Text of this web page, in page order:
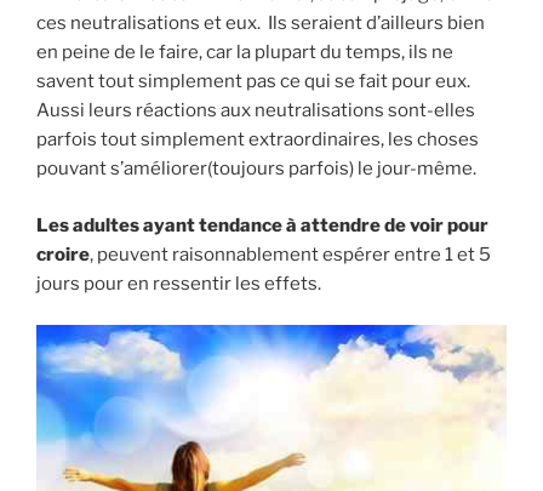
ces neutralisations et eux. Ils seraient d’ailleurs bien
en peine de le faire, car la plupart du temps, ils ne
savent tout simplement pas ce qui se fait pour eux.
Aussi leurs réactions aux neutralisations sont-elles
parfois tout simplement extraordinaires, les choses
pouvant s’améliorer(toujours parfois) le jour-même.
Les adultes ayant tendance à attendre de voir pour
croire, peuvent raisonnablement espérer entre 1 et 5
jours pour en ressentir les effets.